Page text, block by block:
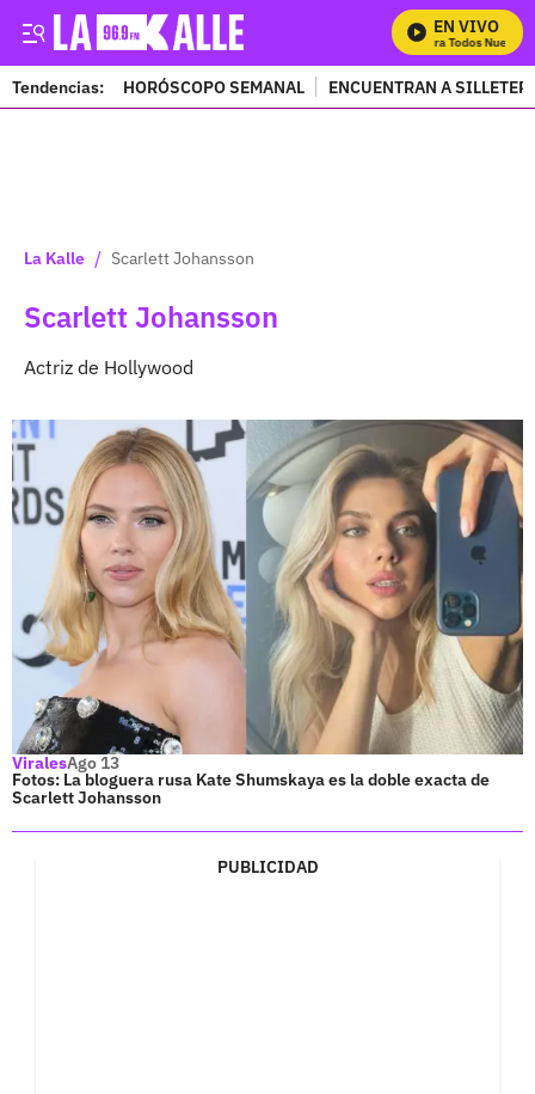
EN VIVO
Mira Todos Nuestros
Tendencias: HORÓSCOPO SEMANAL ENCUENTRAN A
La Kalle / Scarlett Johansson
Scarlett Johansson
Actriz de Hollywood
ViralesAgo 13
Fotos: La bloguera rusa Kate Shumskaya es la doble exacta de
Scarlett Johansson
PUBLICIDAD